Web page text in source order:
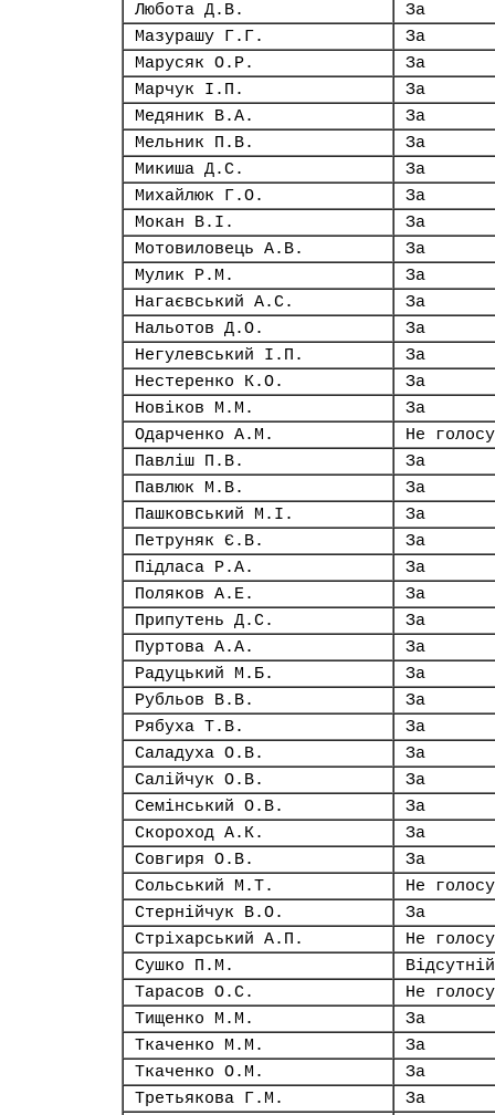
Любота Д.В.
За
Мазурашу Г.Г.
За
Марусяк О.Р.
За
Марчук І.П.
За
Медяник В.А.
За
Мельник П.В.
За
Микиша Д.С.
За
Михайлюк Г.О.
За
Мокан В.І.
За
Мотовиловець А.В.
За
Мулик Р.М.
За
Нагаєвський А.С.
За
Нальотов Д.О.
За
Негулевський І.П.
За
Нестеренко К.О.
За
Новіков М.М.
За
Одарченко А.М.
Не
Павліш П.В.
За
Павлюк М.В.
За
Пашковський М.І.
За
Петруняк Є.В.
За
Підласа Р.А.
За
Поляков А.Е.
За
Припутень Д.С.
За
Пуртова А.А.
За
Радуцький М.Б.
За
Рубльов В.В.
За
Рябуха Т.В.
За
Саладуха О.В.
За
Салійчук О.В.
За
Семінський О.В.
За
Скороход А.К.
За
Совгиря О.В.
За
Сольський М.Т.
Не
Стернійчук В.О.
За
Стріхарський А.П.
Не
Сушко П.М.
Відсутній
Тарасов О.С.
Не
Тищенко М.М.
За
Ткаченко М.М.
За
Ткаченко О.М.
За
Третьякова Г.М.
За